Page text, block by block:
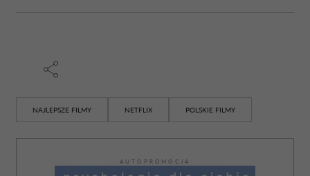
NAJLEPSZE FILMY NETFLIX POLSKIE FILMY
AUTOPROMOCJA